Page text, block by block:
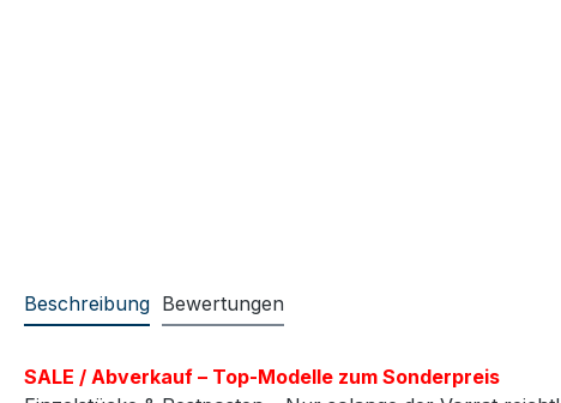
Beschreibung Bewertungen
SALE / Abverkauf – Top-Modelle zum Sonderpreis